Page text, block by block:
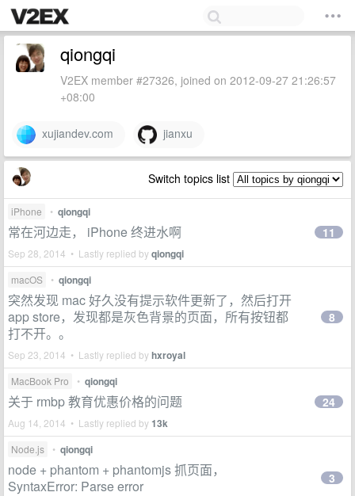
qiongqi
V2EX member #27326, joined on 2012-09-27 21:26:57
+08:00
xujiandev.com jianxu
Switch topics list
iPhone • qiongqi
常在河边走， iPhone 终进水啊
Sep 28, 2014 • Lastly replied byqiongqi
11
macOS • qiongqi
突然发现 mac 好久没有提示软件更新了，然后打开
app store，发现都是灰色背景的页面，所有按钮都
打不开。。
Sep 23, 2014 • Lastly replied byhxroyal
8
MacBook Pro • qiongqi
关于 rmbp 教育优惠价格的问题
Aug 14, 2014 • Lastly replied by13k
24
Node.js • qiongqi
node + phantom + phantomjs 抓页面，
SyntaxError: Parse error
3